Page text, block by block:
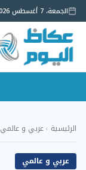
الجمعة، 7 أغسطس 2026
إلىالرئيسية ›عربي و عالمي
عربي و عالمي